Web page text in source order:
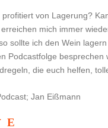
profitiert von Lagerung?
mich immer
sollte ich den Wein
Podcastfolge
die euch helfen,
Jan Eißmann